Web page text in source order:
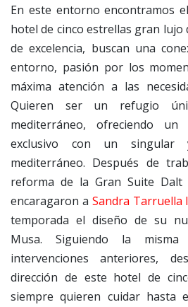
En este entorno encontramos el
hotel de cinco estrellas gran lujo
de excelencia, buscan una
entorno, pasión por los
máxima atención a las
Quieren ser un refugio
mediterráneo, ofreciendo un
exclusivo con un singular
mediterráneo. Después de
reforma de la Gran Suite Dalt
encaragaron a Sandra Tarruella
temporada el diseño de su
Musa. Siguiendo la
intervenciones anteriores,
dirección de este hotel de
siempre quieren cuidar hasta